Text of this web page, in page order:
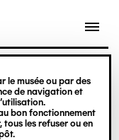
le musée ou par des
de navigation et
bon fonctionnement
tous les refuser ou en